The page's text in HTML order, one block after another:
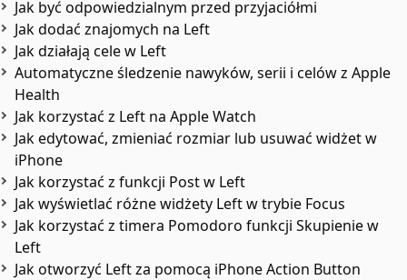
Jak być odpowiedzialnym przed przyjaciółmi
Jak dodać znajomych na Left
Jak działają cele w Left
Automatyczne śledzenie nawyków, serii i celów z Apple
Health
Jak korzystać z Left na Apple Watch
Jak edytować, zmieniać rozmiar lub usuwać widżet w
iPhone
Jak korzystać z funkcji Post w Left
Jak wyświetlać różne widżety Left w trybie Focus
Jak korzystać z timera Pomodoro funkcji Skupienie w
Left
Jak otworzyć Left za pomocą iPhone Action Button